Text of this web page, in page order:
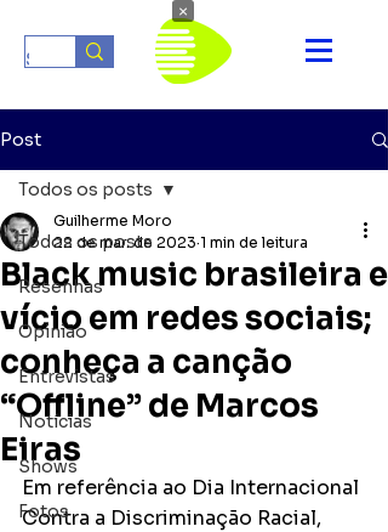
Post
Todos os posts
Resenhas
Opinião
Entrevistas
Notícias
Shows
Fotos
Todos os posts
Black music brasileira e
vício em redes sociais;
conheça a canção
“Offline” de Marcos
Eiras
Guilherme Moro
22 de mar. de 2023 1 min de leitura
Em referência ao Dia Internacional
Contra a Discriminação Racial,
×